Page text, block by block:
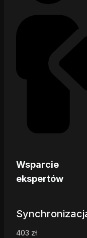
Wsparcie
ekspertów
403 zł